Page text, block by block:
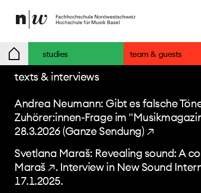
studies team & guests
texts & interviews
Andrea Neumann: Gibt es falsche
Zuhörer:innen-Frage im
28.3.2026 (Ganze Sendung) ↗
Svetlana Maraš: Revealing sound: A
Maraš ↗. Interview in New Sound
17.1.2025.